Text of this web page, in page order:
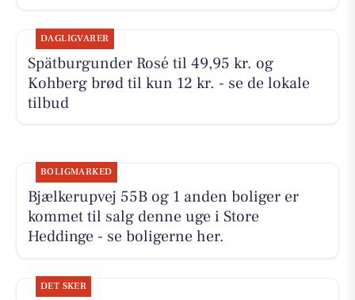
DAGLIGVARER
Spätburgunder Rosé til 49,95 kr. og
Kohberg brød til kun 12 kr. - se de lokale
tilbud
BOLIGMARKED
Bjælkerupvej 55B og 1 anden boliger er
kommet til salg denne uge i Store
Heddinge - se boligerne her.
DET SKER